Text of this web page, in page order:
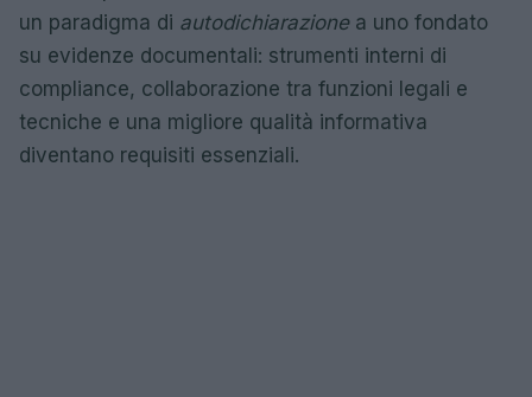
un paradigma di autodichiarazionea uno fondato
su evidenze documentali: strumenti interni di
compliance, collaborazione tra funzioni legali e
tecniche e una migliore qualità informativa
diventano requisiti essenziali.